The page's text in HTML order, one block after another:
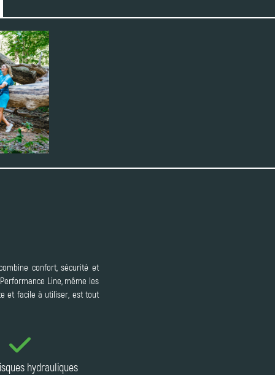
confort, sécurité et
Line, même les
et facile à utiliser, est tout
hydrauliques